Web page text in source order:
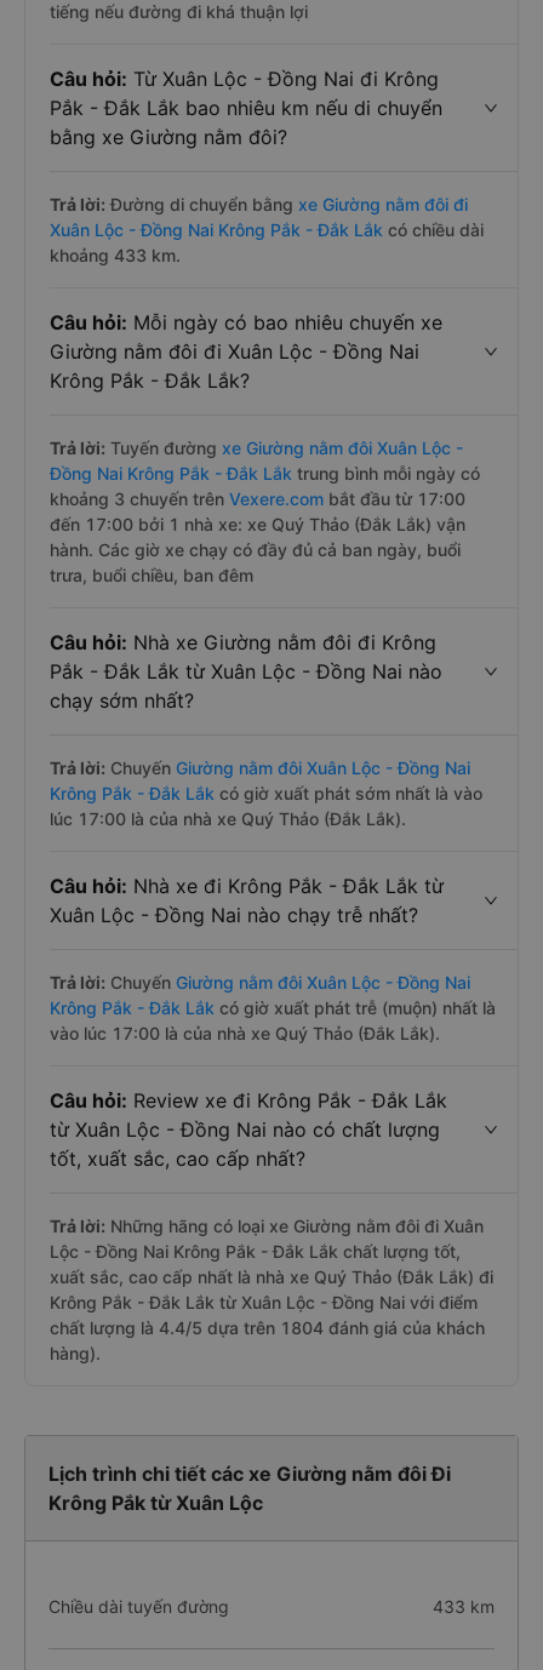
tiếng nếu đường đi khá thuận lợi
Câu hỏi: Từ Xuân Lộc - Đồng Nai đi Krông
Pắk - Đắk Lắk bao nhiêu km nếu di chuyển
bằng xe Giường nằm đôi?
Trả lời: Đường di chuyển bằng xe Giường nằm đôi đi
Xuân Lộc - Đồng Nai Krông Pắk - Đắk Lắk có chiều dài
khoảng 433 km.
Câu hỏi: Mỗi ngày có bao nhiêu chuyến xe
Giường nằm đôi đi Xuân Lộc - Đồng Nai
Krông Pắk - Đắk Lắk?
Trả lời: Tuyến đường xe Giường nằm đôi Xuân Lộc -
Đồng Nai Krông Pắk - Đắk Lắk trung bình mỗi ngày có
khoảng 3 chuyến trên Vexere.com bắt đầu từ 17:00
đến 17:00 bởi 1 nhà xe: xe Quý Thảo (Đắk Lắk) vận
hành. Các giờ xe chạy có đầy đủ cả ban ngày, buổi
trưa, buổi chiều, ban đêm
Câu hỏi: Nhà xe Giường nằm đôi đi Krông
Pắk - Đắk Lắk từ Xuân Lộc - Đồng Nai nào
chạy sớm nhất?
Trả lời: Chuyến Giường nằm đôi Xuân Lộc - Đồng Nai
Krông Pắk - Đắk Lắk có giờ xuất phát sớm nhất là vào
lúc 17:00 là của nhà xe Quý Thảo (Đắk Lắk).
Câu hỏi: Nhà xe đi Krông Pắk - Đắk Lắk từ
Xuân Lộc - Đồng Nai nào chạy trễ nhất?
Trả lời: Chuyến Giường nằm đôi Xuân Lộc - Đồng Nai
Krông Pắk - Đắk Lắk có giờ xuất phát trễ (muộn) nhất là
vào lúc 17:00 là của nhà xe Quý Thảo (Đắk Lắk).
Câu hỏi: Review xe đi Krông Pắk - Đắk Lắk
từ Xuân Lộc - Đồng Nai nào có chất lượng
tốt, xuất sắc, cao cấp nhất?
Trả lời: Những hãng có loại xe Giường nằm đôi đi Xuân
Lộc - Đồng Nai Krông Pắk - Đắk Lắk chất lượng tốt,
xuất sắc, cao cấp nhất là nhà xe Quý Thảo (Đắk Lắk) đi
Krông Pắk - Đắk Lắk từ Xuân Lộc - Đồng Nai với điểm
chất lượng là 4.4/5 dựa trên 1804 đánh giá của khách
hàng).
Lịch trình chi tiết các xe Giường nằm đôi Đi
Krông Pắk từ Xuân Lộc
Chiều dài tuyến đường 433 km